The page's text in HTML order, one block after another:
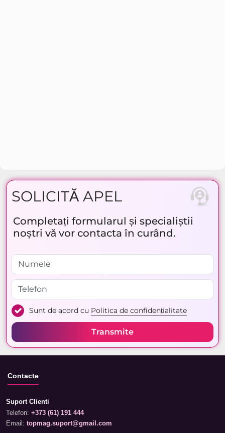
SOLICITĂ APEL
Completați formularul și specialiștii
noștri vă vor contacta în curând.
Sunt de acord cu Politica de confidențialitate
Transmite
Contacte
Suport Clienti
Telefon: +373 (61) 191 444
Email: topmag.suport@gmail.com